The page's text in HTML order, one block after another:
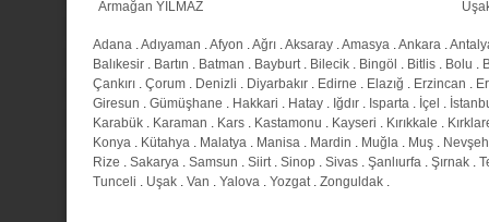
Armağan YILMAZ
Adana .Adıyaman .Afyon .Ağrı .Aksaray .Amasya .Ankara .
Balıkesir . Bartın . Batman . Bayburt. Bilecik . Bingöl . Bitlis . Bolu .
Çankırı . Çorum . Denizli . Diyarbakır . Edirne . Elazığ . Erzincan .
Giresun . Gümüşhane . Hakkari . Hatay . Iğdır . Isparta . İçel .
Karabük . Karaman . Kars . Kastamonu . Kayseri . Kırıkkale .
Konya . Kütahya . Malatya . Manisa . Mardin . Muğla . Muş .
Rize . Sakarya . Samsun . Siirt. Sinop . Sivas . Şanlıurfa . Şırnak .
Tunceli . Uşak . Van . Yalova . Yozgat. Zonguldak .